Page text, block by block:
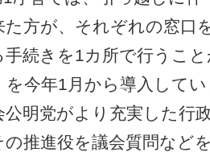
た方が、それぞれの窓口
手続きを1カ所で行うこ
を今年1月から導入して
公明党がより充実した行
の推進役を議会質問など